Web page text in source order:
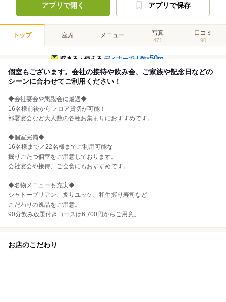
アプリで開く アプリで保存
トップ 座席 メニュー 写真
471
口コミ
90
貯まる・使えるディナーで人数×50pt
個室もございます。会社の接待や飲み会、ご家族や記念日などの
シーンに合わせてご利用ください！
◆会社宴会や懇親会に最適◆
16名様前後からフロア貸切が可能！
部署宴会など大人数の各種お集まりにおすすめです。
◆個室完備◆
16名様まで／22名様までご利用可能な
掘りごたつ個室をご用意しております。
会社宴会や接待、ご会食にもおすすめです。
◆名物メニューも充実◆
シャトーブリアン、炙りユッケ、和牛握り寿司など
こだわりの逸品をご用意。
90分飲み放題付きコースは6,700円からご用意。
お店のこだわり